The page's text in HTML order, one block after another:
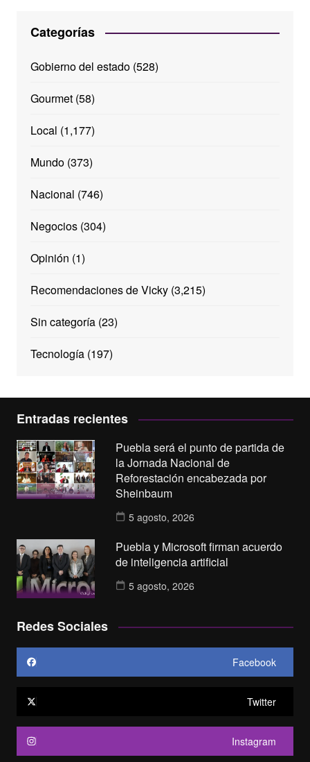
Categorías
Gobierno del estado(528)
Gourmet(58)
Local (1,177)
Mundo(373)
Nacional (746)
Negocios(304)
Opinión (1)
Recomendaciones de Vicky(3,215)
Sin categoría(23)
Tecnología(197)
Entradas recientes
Puebla será el punto de partida de
la Jornada Nacional de
Reforestación encabezada por
Sheinbaum
5 agosto, 2026
Puebla y Microsoft firman acuerdo
de inteligencia artificial
5 agosto, 2026
Redes Sociales
Facebook
Twitter
Instagram